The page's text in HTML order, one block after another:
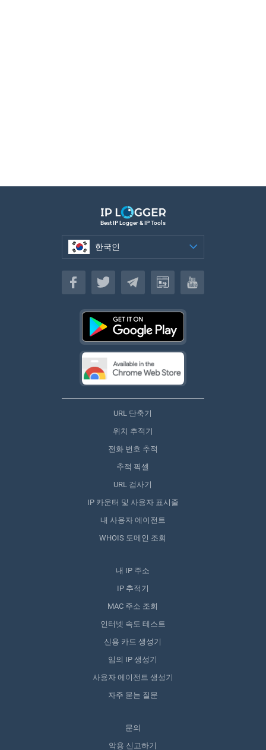
Best IP Logger & IP Tools
한국인
한국인
URL 단축기
위치 추적기
전화 번호 추적
추적 픽셀
URL 검사기
IP 카운터 및 사용자 표시줄
내 사용자 에이전트
WHOIS 도메인 조회
내 IP 주소
IP 추적기
MAC 주소 조회
인터넷 속도 테스트
신용 카드 생성기
임의 IP 생성기
사용자 에이전트 생성기
자주 묻는 질문
문의
악용 신고하기